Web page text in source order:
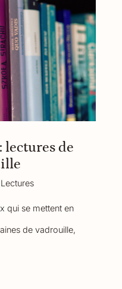
lectures de
Lectures
qui se mettent en
de vadrouille,